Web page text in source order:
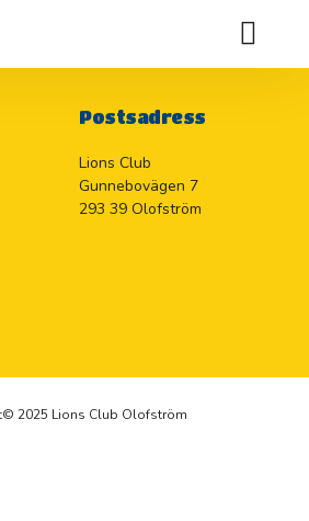
Postsadress
Lions Club
Gunnebovägen 7
293 39 Olofström
2025 Lions Club Olofström